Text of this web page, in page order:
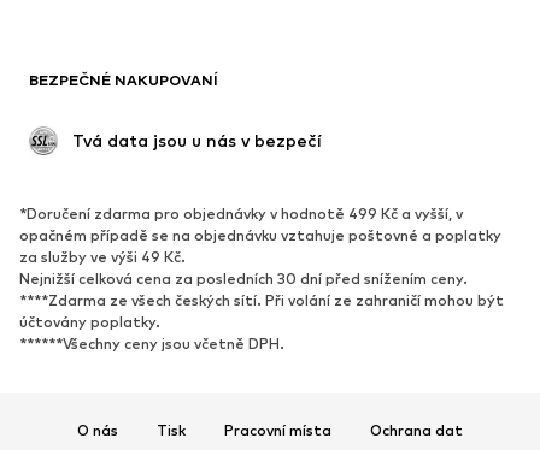
BEZPEČNÉ NAKUPOVANÍ
Tvá data jsou u nás v bezpečí
*Doručení zdarma pro objednávky v hodnotě 499 Kč a vyšší, v
opačném případě se na objednávku vztahuje poštovné a poplatky
za služby ve výši 49 Kč.
Nejnižší celková cena za posledních 30 dní před snížením ceny.
****Zdarma ze všech českých sítí. Při volání ze zahraničí mohou být
účtovány poplatky.
******Všechny ceny jsou včetně DPH.
O nás Tisk Pracovní místa Ochrana dat